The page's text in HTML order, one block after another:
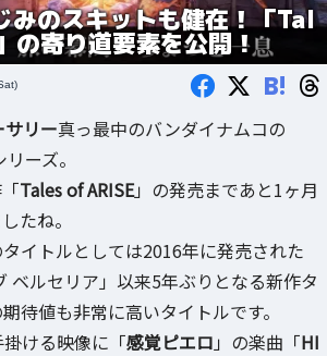
みのスキットも健在！「Tal
寄り道要素を公開！
B!
リー真っ最中のバンダイナムコの
リーズ。
Tales of ARISE」の発売まであと1ヶ月
たね。
イトルとしては2016年に発売された
ベルセリア」以来5年ぶりとなる新作タ
待値も非常に高いタイトルです。
ける映像に「感覚ピエロ 」の楽曲「HI